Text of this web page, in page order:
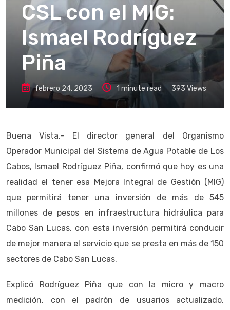
CSL con el MIG:
Ismael Rodríguez
Piña
febrero 24, 2023 1 minute read 393 Views
Buena Vista.- El director general del Organismo
Operador Municipal del Sistema de Agua Potable de Los
Cabos, Ismael Rodríguez Piña, confirmó que hoy es una
realidad el tener esa Mejora Integral de Gestión (MIG)
que permitirá tener una inversión de más de 545
millones de pesos en infraestructura hidráulica para
Cabo San Lucas, con esta inversión permitirá conducir
de mejor manera el servicio que se presta en más de 150
sectores de Cabo San Lucas.
Explicó Rodríguez Piña que con la micro y macro
medición, con el padrón de usuarios actualizado,